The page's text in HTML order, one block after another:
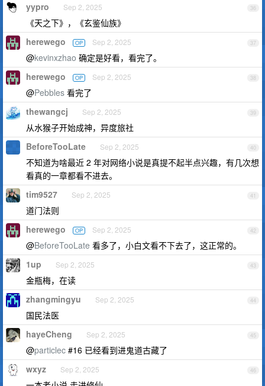
36
yypro Sep 2, 2025
《天之下》，《玄鉴仙族》
37
herewego OP Sep 2, 2025
@kevinxzhao 确定是好看，看完了。
38
herewego OP Sep 2, 2025
@Pebbles 看完了
39
thewangcj Sep 2, 2025
从水猴子开始成神，异度旅社
40
BeforeTooLate Sep 2, 2025
不知道为啥最近 2 年对网络小说是真提不起半点兴趣，有几次想
看真的一章都看不进去。
41
tim9527 Sep 2, 2025
道门法则
42
herewego OP Sep 2, 2025
@BeforeTooLate 看多了，小白文看不下去了，这正常的。
43
1up Sep 2, 2025
金瓶梅，在读
44
zhangmingyu Sep 2, 2025
国民法医
45
hayeCheng Sep 2, 2025
@particlec #16 已经看到进鬼道古藏了
46
wxyz Sep 2, 2025